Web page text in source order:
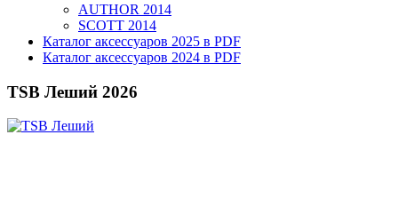
AUTHOR 2014
SCOTT 2014
Каталог аксессуаров 2025 в PDF
Каталог аксессуаров 2024 в PDF
TSB Леший 2026